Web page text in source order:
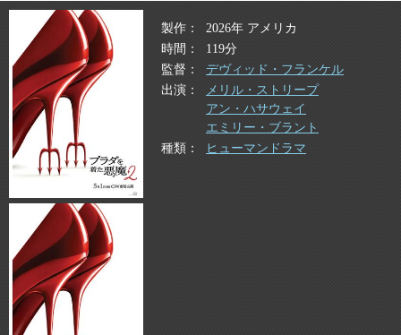
製作
2026年 アメリカ
時間
119分
監督
デヴィッド・フランケル
出演
メリル・ストリープ
アン・ハサウェイ
エミリー・ブラント
種類
ヒューマンドラマ